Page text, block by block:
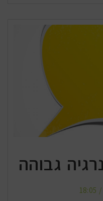
גבוהה
18:05